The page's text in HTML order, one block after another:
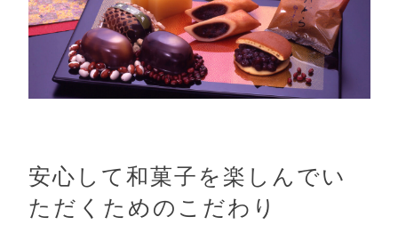
安心して和菓子を楽しんでい
ただくためのこだわり